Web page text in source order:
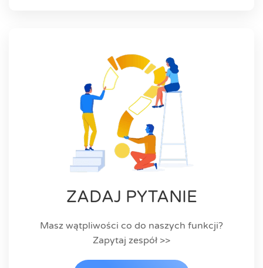
ZADAJ PYTANIE
Masz wątpliwości co do naszych funkcji?
Zapytaj zespół >>